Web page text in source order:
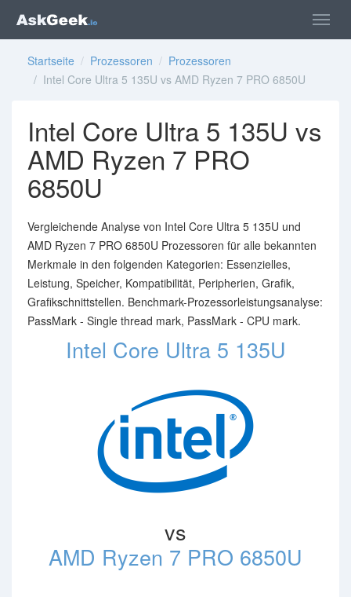
Startseite / Prozessoren / Prozessoren
/ Intel Core Ultra 5 135U vs AMD Ryzen 7 PRO 6850U
Intel Core Ultra 5 135U vs
AMD Ryzen 7 PRO
6850U
Vergleichende Analyse von Intel Core Ultra 5 135U und
AMD Ryzen 7 PRO 6850U Prozessoren für alle bekannten
Merkmale in den folgenden Kategorien: Essenzielles,
Leistung, Speicher, Kompatibilität, Peripherien, Grafik,
Grafikschnittstellen. Benchmark-Prozessorleistungsanalyse:
PassMark - Single thread mark, PassMark - CPU mark.
Intel Core Ultra 5 135U
vs
AMD Ryzen 7 PRO 6850U